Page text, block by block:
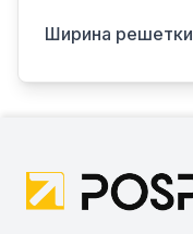
Ширина решетки